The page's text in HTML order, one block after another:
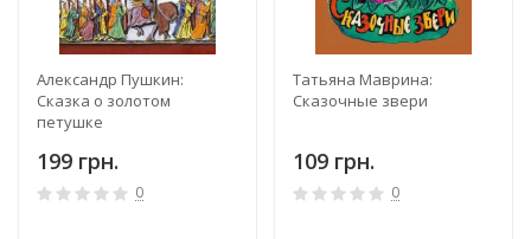
Александр Пушкин:
Сказка о золотом
петушке
199 грн.
0
Татьяна Маврина:
Сказочные звери
109 грн.
0